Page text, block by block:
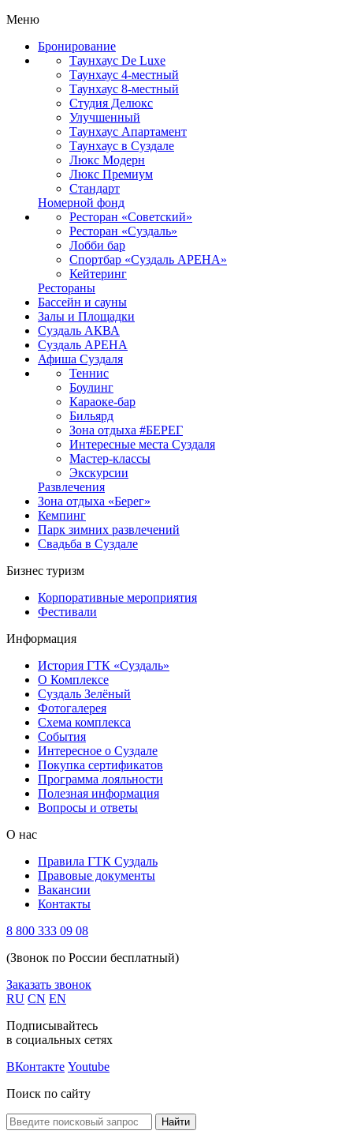
Меню
Бронирование
Таунхаус De Luxe
Таунхаус 4-местный
Таунхаус 8-местный
Студия Делюкс
Улучшенный
Таунхаус Апартамент
Таунхаус в Суздале
Люкс Модерн
Люкс Премиум
Стандарт
Номерной фонд
Ресторан «Советский»
Ресторан «Суздаль»
Лобби бар
Спортбар «Суздаль АРЕНА»
Кейтеринг
Рестораны
Бассейн и сауны
Залы и Площадки
Суздаль АКВА
Суздаль АРЕНА
Афиша Суздаля
Теннис
Боулинг
Караоке-бар
Бильярд
Зона отдыха #БЕРЕГ
Интересные места Суздаля
Мастер-классы
Экскурсии
Развлечения
Зона отдыха «Берег»
Кемпинг
Парк зимних развлечений
Свадьба в Суздале
Бизнес туризм
Корпоративные мероприятия
Фестивали
Информация
История ГТК «Суздаль»
О Комплексе
Суздаль Зелёный
Фотогалерея
Схема комплекса
Cобытия
Интересное о Суздале
Покупка сертификатов
Программа лояльности
Полезная информация
Вопросы и ответы
О нас
Правила ГТК Суздаль
Правовые документы
Вакансии
Контакты
8 800 333 09 08
(Звонок по России бесплатный)
Заказать звонок
RU CN EN
Подписывайтесь
в социальных сетях
ВКонтакте Youtube
Поиск по сайту
Найти